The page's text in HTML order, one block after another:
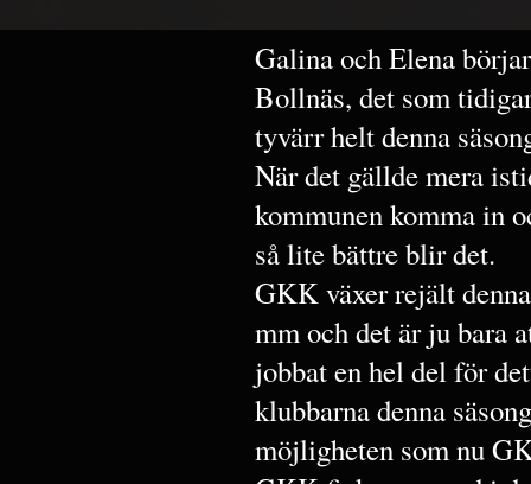
Galina och Elena
Bollnäs, det som
tyvärr helt denna
När det gällde mera
kommunen komma in
så lite bättre blir det.
GKK växer rejält
mm och det är ju bara
jobbat en hel del för
klubbarna denna
möjligheten som nu